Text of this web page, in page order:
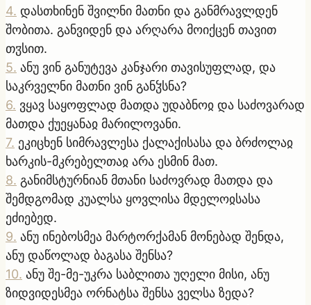
4. დასთხინენ შვილნი მათნი და განმრავლდენ
შობითა. განვიდენ და არღარა მოიქცენ თავით
თჳსით.
5. ანუ ვინ განუტევა კანჯარი თავისუფლად, და
საკრველნი მათნი ვინ განჴსნა?
6. ვყავ საყოფლად მათდა უდაბნოჲ და საძოვარად
მათდა ქუეყანაჲ მარილოვანი.
7. ეკიცხენ სიმრავლესა ქალაქისასა და ბრძოლაჲ
ხარკის-მკრებელთაჲ არა ესმინ მათ.
8. განიმსტურნიან მთანი საძოვრად მათდა და
შემდგომად კუალსა ყოვლისა მდელოჲსასა
ეძიებედ.
9. ანუ ინებოსმეა მარტორქამან მონებად შენდა,
ანუ დაწოლად ბაგასა შენსა?
10. ანუ შე-მე-უკრა საბლითა უღელი მისი, ანუ
ზიდვიდესმეა ორნატსა შენსა ველსა ზედა?